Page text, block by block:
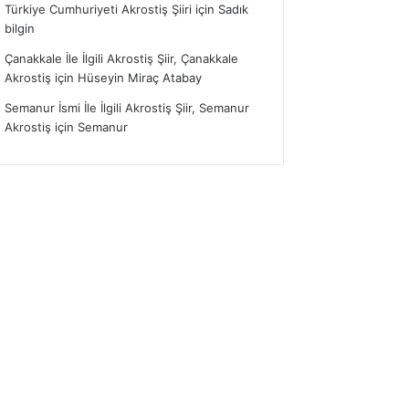
Türkiye Cumhuriyeti Akrostiş Şiiri için Sadık
bilgin
Çanakkale İle İlgili Akrostiş Şiir, Çanakkale
Akrostiş için Hüseyin Miraç Atabay
Semanur İsmi İle İlgili Akrostiş Şiir, Semanur
Akrostiş için Semanur